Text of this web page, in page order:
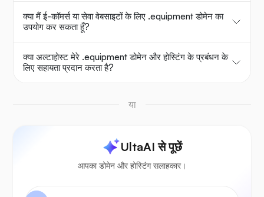
क्या मैं ई-कॉमर्स या सेवा वेबसाइटों के लिए .equipment डोमेन का
उपयोग कर सकता हूँ?
क्या अल्टाहोस्ट मेरे .equipment डोमेन और होस्टिंग के प्रबंधन के
लिए सहायता प्रदान करता है?
या
UltaAI से पूछें
आपका डोमेन और होस्टिंग सलाहकार।